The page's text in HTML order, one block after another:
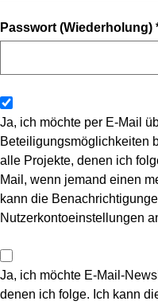
Passwort (Wiederholung)
Ja, ich möchte per E-Mail
Beteiligungsmöglichkeiten
alle Projekte, denen ich
Mail, wenn jemand einen
kann die
Nutzerkontoeinstellungen
Ja, ich möchte E-Mail-
denen ich folge. Ich kann